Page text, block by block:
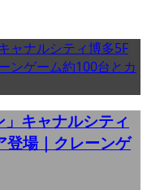
キャナルシティ
登場｜クレーンゲ